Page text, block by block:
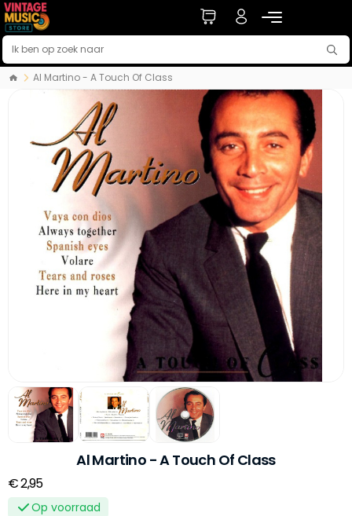
Al Martino - A Touch Of Class
Al Martino - A Touch Of Class
€ 2,95
Op voorraad